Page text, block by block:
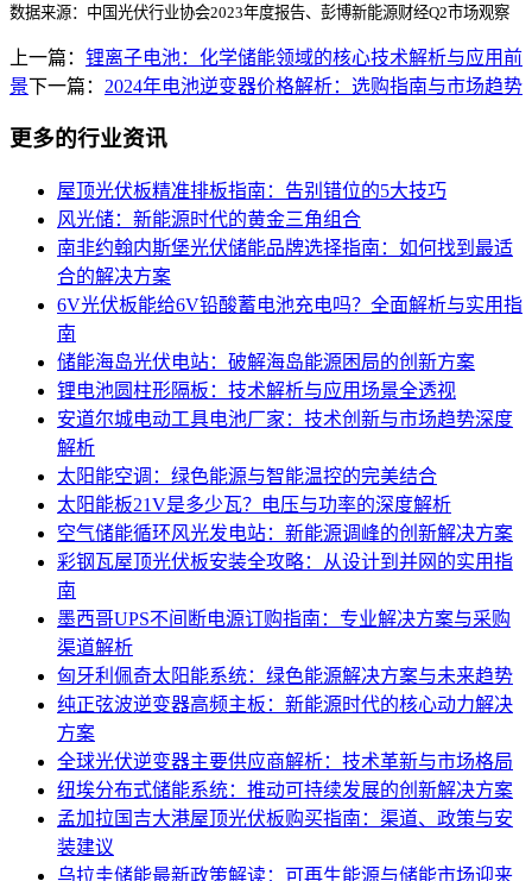
数据来源：中国光伏行业协会2023年度报告、彭博新能源财经Q2市场观察
上一篇： 锂离子电池：化学储能领域的核心技术解析与应用前
景下一篇： 2024年电池逆变器价格解析：选购指南与市场趋势
更多的行业资讯
屋顶光伏板精准排板指南：告别错位的5大技巧
风光储：新能源时代的黄金三角组合
南非约翰内斯堡光伏储能品牌选择指南：如何找到最适
合的解决方案
6V光伏板能给6V铅酸蓄电池充电吗？全面解析与实用指
南
储能海岛光伏电站：破解海岛能源困局的创新方案
锂电池圆柱形隔板：技术解析与应用场景全透视
安道尔城电动工具电池厂家：技术创新与市场趋势深度
解析
太阳能空调：绿色能源与智能温控的完美结合
太阳能板21V是多少瓦？电压与功率的深度解析
空气储能循环风光发电站：新能源调峰的创新解决方案
彩钢瓦屋顶光伏板安装全攻略：从设计到并网的实用指
南
墨西哥UPS不间断电源订购指南：专业解决方案与采购
渠道解析
匈牙利佩奇太阳能系统：绿色能源解决方案与未来趋势
纯正弦波逆变器高频主板：新能源时代的核心动力解决
方案
全球光伏逆变器主要供应商解析：技术革新与市场格局
纽埃分布式储能系统：推动可持续发展的创新解决方案
孟加拉国吉大港屋顶光伏板购买指南：渠道、政策与安
装建议
乌拉圭储能最新政策解读：可再生能源与储能市场迎来